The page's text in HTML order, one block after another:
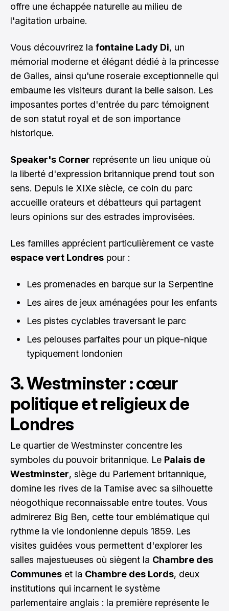
offre une échappée naturelle au milieu de
l'agitation urbaine.
Vous découvrirez la fontaine Lady Di, un
mémorial moderne et élégant dédié à la princesse
de Galles, ainsi qu'une roseraie exceptionnelle qui
embaume les visiteurs durant la belle saison. Les
imposantes portes d'entrée du parc témoignent
de son statut royal et de son importance
historique.
Speaker's Corner représente un lieu unique où
la liberté d'expression britannique prend tout son
sens. Depuis le XIXe siècle, ce coin du parc
accueille orateurs et débatteurs qui partagent
leurs opinions sur des estrades improvisées.
Les familles apprécient particulièrement ce vaste
espace vert Londres pour :
Les promenades en barque sur la Serpentine
Les aires de jeux aménagées pour les enfants
Les pistes cyclables traversant le parc
Les pelouses parfaites pour un pique-nique
typiquement londonien
3. Westminster : cœur
politique et religieux de
Londres
Le quartier de Westminster concentre les
symboles du pouvoir britannique. Le Palais de
Westminster, siège du Parlement britannique,
domine les rives de la Tamise avec sa silhouette
néogothique reconnaissable entre toutes. Vous
admirerez Big Ben, cette tour emblématique qui
rythme la vie londonienne depuis 1859. Les
visites guidées vous permettent d'explorer les
salles majestueuses où siègent la Chambre des
Communes et la Chambre des Lords, deux
institutions qui incarnent le système
parlementaire anglais : la première représente le